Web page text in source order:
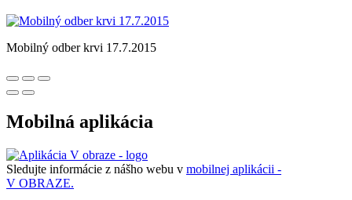
Mobilný odber krvi 17.7.2015
Mobilná aplikácia
Sledujte informácie z nášho webu v mobilnej aplikácii -
V OBRAZE.